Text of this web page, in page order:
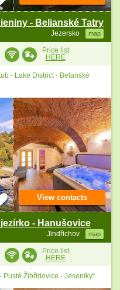
- Belianské Tatry
Jezersko map
Price list
HERE
- Lake District - Belanské
- Hanušovice
Jindřichov map
View contacts
Price list
HERE
Pusté Žibřidovice - Jeseníky“